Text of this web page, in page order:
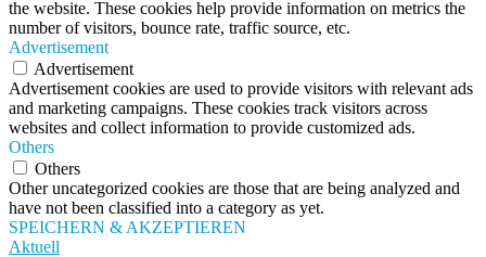
the website. These cookies help provide information on metrics the
number of visitors, bounce rate, traffic source, etc.
Advertisement
Advertisement
Advertisement cookies are used to provide visitors with relevant ads
and marketing campaigns. These cookies track visitors across
websites and collect information to provide customized ads.
Others
Others
Other uncategorized cookies are those that are being analyzed and
have not been classified into a category as yet.
SPEICHERN & AKZEPTIEREN
Aktuell